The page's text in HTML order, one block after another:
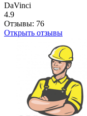
DaVinci
4.9
Отзывы: 76
Открыть отзывы